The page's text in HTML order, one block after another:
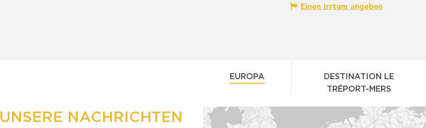
Einen Irrtum angeben
UNSERE NACHRICHTEN
EUROPA
DESTINATION LE
TRÉPORT-MERS